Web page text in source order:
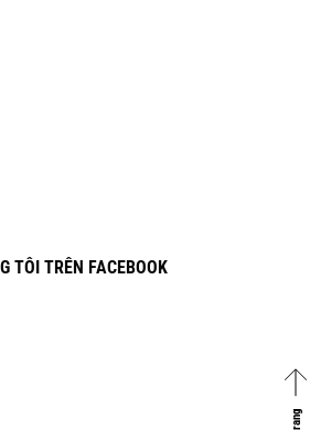
TÔI TRÊN FACEBOOK